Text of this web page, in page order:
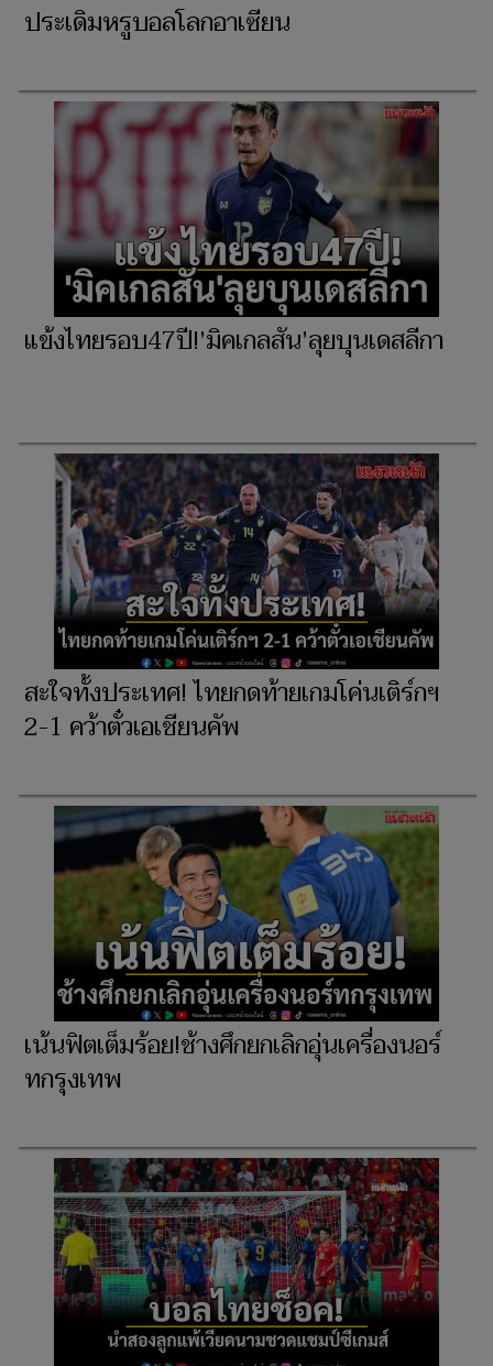
ประเดิมหรูบอลโลกอาเซียน
แข้งไทยรอบ47ปี!'มิคเกลสัน'ลุยบุนเดสลีกา
สะใจทั้งประเทศ! ไทยกดท้ายเกมโค่นเติร์กฯ
2-1 คว้าตั๋วเอเชียนคัพ
เน้นฟิตเต็มร้อย!ช้างศึกยกเลิกอุ่นเครื่องนอร์
ทกรุงเทพ